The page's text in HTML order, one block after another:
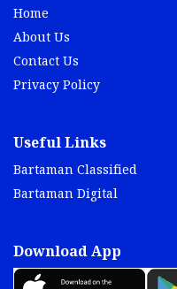
Home
About Us
Contact Us
Privacy Policy
Useful Links
Bartaman Classified
Bartaman Digital
Download App